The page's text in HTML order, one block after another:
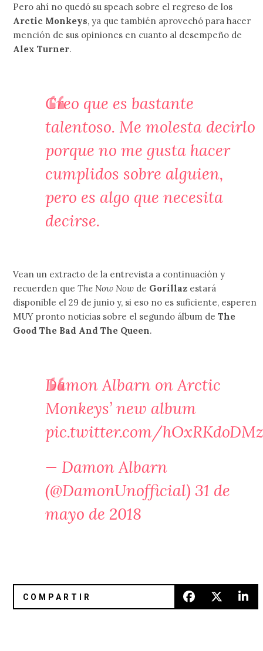
Pero ahí no quedó su speach sobre el regreso de los
Arctic Monkeys, ya que también aprovechó para hacer
mención de sus opiniones en cuanto al desempeño de
Alex Turner.
Creo que es bastante
talentoso. Me molesta decirlo
porque no me gusta hacer
cumplidos sobre alguien,
pero es algo que necesita
decirse.
Vean un extracto de la entrevista a continuación y
recuerden que The Now Now de Gorillaz estará
disponible el 29 de junio y, si eso no es suficiente, esperen
MUY pronto noticias sobre el segundo álbum de The
Good The Bad And The Queen.
Damon Albarn on Arctic
Monkeys’ new album
pic.twitter.com/
— Damon Albarn
(@DamonUnofficial) 31 de
mayo de 2018